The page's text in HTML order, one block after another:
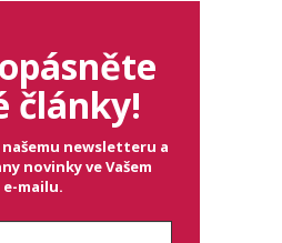
články!
newsletteru a
novinky ve Vašem
e-mailu.